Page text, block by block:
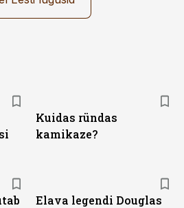
Kuidas ründas
kamikaze?
Elava legendi Douglas